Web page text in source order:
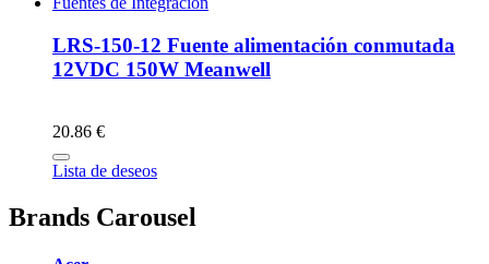
LRS-150-12 Fuente alimentación conmutada
12VDC 150W Meanwell
20.86 €
Lista de deseos
Brands Carousel